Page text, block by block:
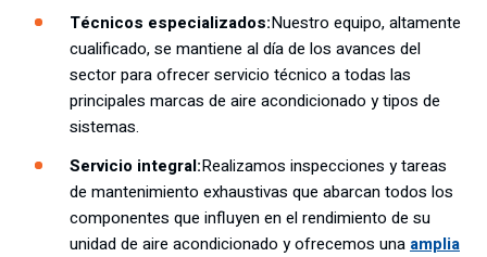
Técnicos especializados:Nuestro equipo, altamente
cualificado, se mantiene al día de los avances del
sector para ofrecer servicio técnico a todas las
principales marcas de aire acondicionado y tipos de
sistemas.
Servicio integral:Realizamos inspecciones y tareas
de mantenimiento exhaustivas que abarcan todos los
componentes que influyen en el rendimiento de su
unidad de aire acondicionado y ofrecemos una amplia